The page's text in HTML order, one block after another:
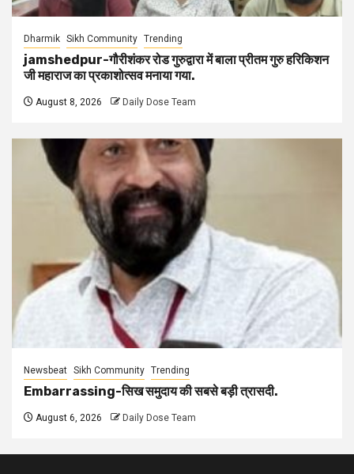
Dharmik Sikh Community Trending
jamshedpur-गौरीशंकर रोड गुरुद्वारा में बाला प्रीतम गुरु हरिकिशन
जी महाराज का प्रकाशोत्सव मनाया गया.
August 8, 2026 Daily Dose Team
Newsbeat Sikh Community Trending
Embarrassing-सिख समुदाय की सबसे बड़ी त्रासदी.
August 6, 2026 Daily Dose Team